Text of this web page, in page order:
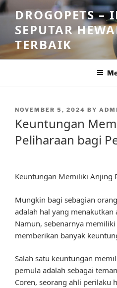
Skip
to
content
DROGOPETS –
SEPUTAR
TERBAIK
POSTED
NOVEMBER 5, 2024 BY
Keuntungan
Peliharaan bagi
Keuntungan Memiliki Anjing
Mungkin bagi sebagian
adalah hal yang
Namun, sebenarnya
memberikan banyak
Salah satu keuntungan
pemula adalah sebagai
Coren, seorang ahli perilaku